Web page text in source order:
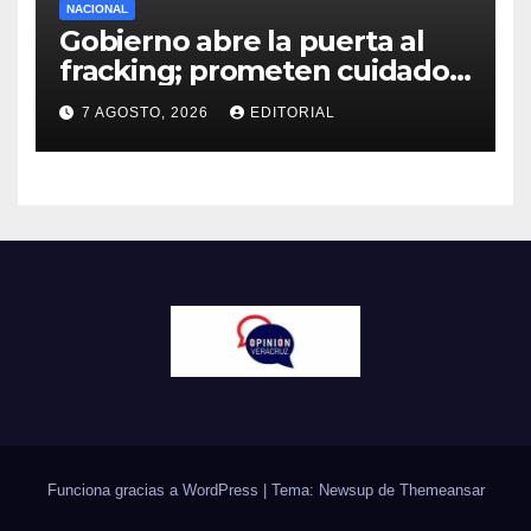
NACIONAL
Gobierno abre la puerta al
fracking; prometen cuidado
del agua y consultas
ciudadanas
7 AGOSTO, 2026 EDITORIAL
Funciona gracias a WordPress Tema: Newsup de Themeansar